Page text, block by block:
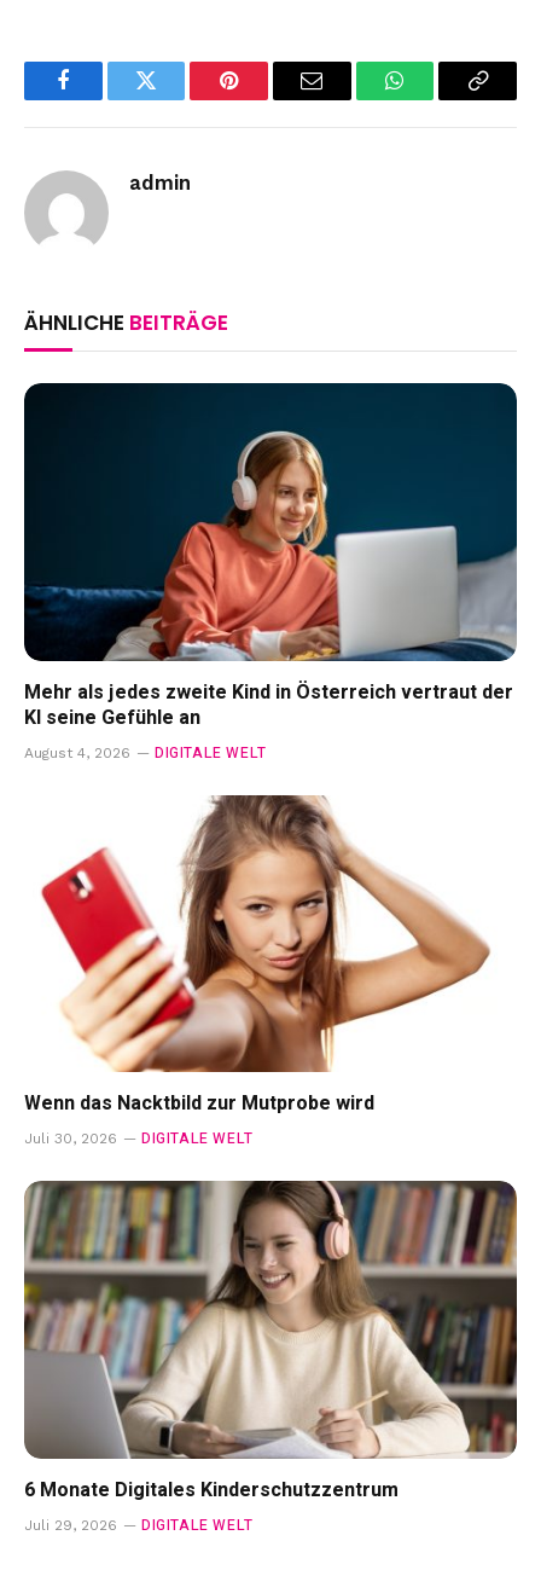
FacebookTwitter Pinterest Email WhatsAppCopy
admin
ÄHNLICHE BEITRÄGE
Mehr als jedes zweite Kind in Österreich vertraut der
KI seine Gefühle an
August 4, 2026 DIGITALE WELT
Wenn das Nacktbild zur Mutprobe wird
Juli 30, 2026 DIGITALE WELT
6 Monate Digitales Kinderschutzzentrum
Juli 29, 2026 DIGITALE WELT